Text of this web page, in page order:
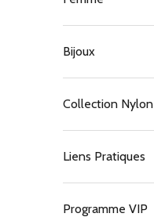
Bijoux
Collection Nylon
Liens Pratiques
Programme VIP